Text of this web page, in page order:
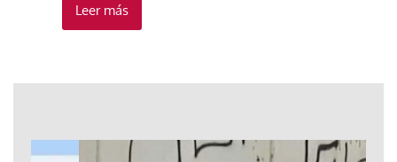
Leer más